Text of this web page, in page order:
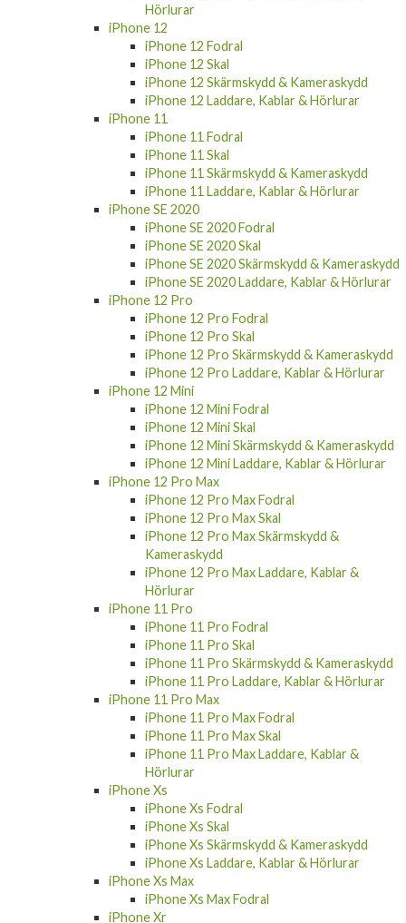
Hörlurar
iPhone 12
iPhone 12 Fodral
iPhone 12 Skal
iPhone 12 Skärmskydd & Kameraskydd
iPhone 12 Laddare, Kablar & Hörlurar
iPhone 11
iPhone 11 Fodral
iPhone 11 Skal
iPhone 11 Skärmskydd & Kameraskydd
iPhone 11 Laddare, Kablar & Hörlurar
iPhone SE 2020
iPhone SE 2020 Fodral
iPhone SE 2020 Skal
iPhone SE 2020 Skärmskydd & Kameraskydd
iPhone SE 2020 Laddare, Kablar & Hörlurar
iPhone 12 Pro
iPhone 12 Pro Fodral
iPhone 12 Pro Skal
iPhone 12 Pro Skärmskydd & Kameraskydd
iPhone 12 Pro Laddare, Kablar & Hörlurar
iPhone 12 Mini
iPhone 12 Mini Fodral
iPhone 12 Mini Skal
iPhone 12 Mini Skärmskydd & Kameraskydd
iPhone 12 Mini Laddare, Kablar & Hörlurar
iPhone 12 Pro Max
iPhone 12 Pro Max Fodral
iPhone 12 Pro Max Skal
iPhone 12 Pro Max Skärmskydd &
Kameraskydd
iPhone 12 Pro Max Laddare, Kablar &
Hörlurar
iPhone 11 Pro
iPhone 11 Pro Fodral
iPhone 11 Pro Skal
iPhone 11 Pro Skärmskydd & Kameraskydd
iPhone 11 Pro Laddare, Kablar & Hörlurar
iPhone 11 Pro Max
iPhone 11 Pro Max Fodral
iPhone 11 Pro Max Skal
iPhone 11 Pro Max Laddare, Kablar &
Hörlurar
iPhone Xs
iPhone Xs Fodral
iPhone Xs Skal
iPhone Xs Skärmskydd & Kameraskydd
iPhone Xs Laddare, Kablar & Hörlurar
iPhone Xs Max
iPhone Xs Max Fodral
iPhone Xr